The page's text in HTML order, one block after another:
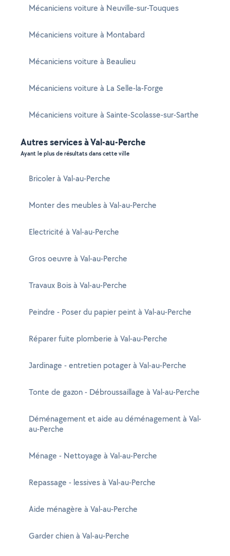
Mécaniciens voiture à Neuville-sur-Touques
Mécaniciens voiture à Montabard
Mécaniciens voiture à Beaulieu
Mécaniciens voiture à La Selle-la-Forge
Mécaniciens voiture à Sainte-Scolasse-sur-Sarthe
Autres services à Val-au-Perche
Ayant le plus de résultats dans cette ville
Bricoler à Val-au-Perche
Monter des meubles à Val-au-Perche
Electricité à Val-au-Perche
Gros oeuvre à Val-au-Perche
Travaux Bois à Val-au-Perche
Peindre - Poser du papier peint à Val-au-Perche
Réparer fuite plomberie à Val-au-Perche
Jardinage - entretien potager à Val-au-Perche
Tonte de gazon - Débroussaillage à Val-au-Perche
Déménagement et aide au déménagement à Val-
au-Perche
Ménage - Nettoyage à Val-au-Perche
Repassage - lessives à Val-au-Perche
Aide ménagère à Val-au-Perche
Garder chien à Val-au-Perche